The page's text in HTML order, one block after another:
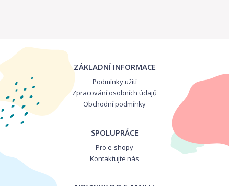
ZÁKLADNÍ INFORMACE
Podmínky užití
Zpracování osobních údajů
Obchodní podmínky
SPOLUPRÁCE
Pro e-shopy
Kontaktujte nás